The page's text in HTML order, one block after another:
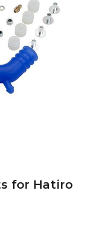
for Hatiro